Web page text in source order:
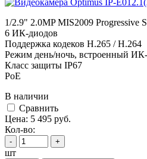
1/2.9" 2.0MP MIS2009 Progressive
6 ИК-диодов
Поддержка кодеков H.265 / H.264
Режим день/ночь, встроенный
Класс защиты IР67
PoE
В наличии
Cравнить
Цена: 5 495 руб.
Кол-во:
- +
шт